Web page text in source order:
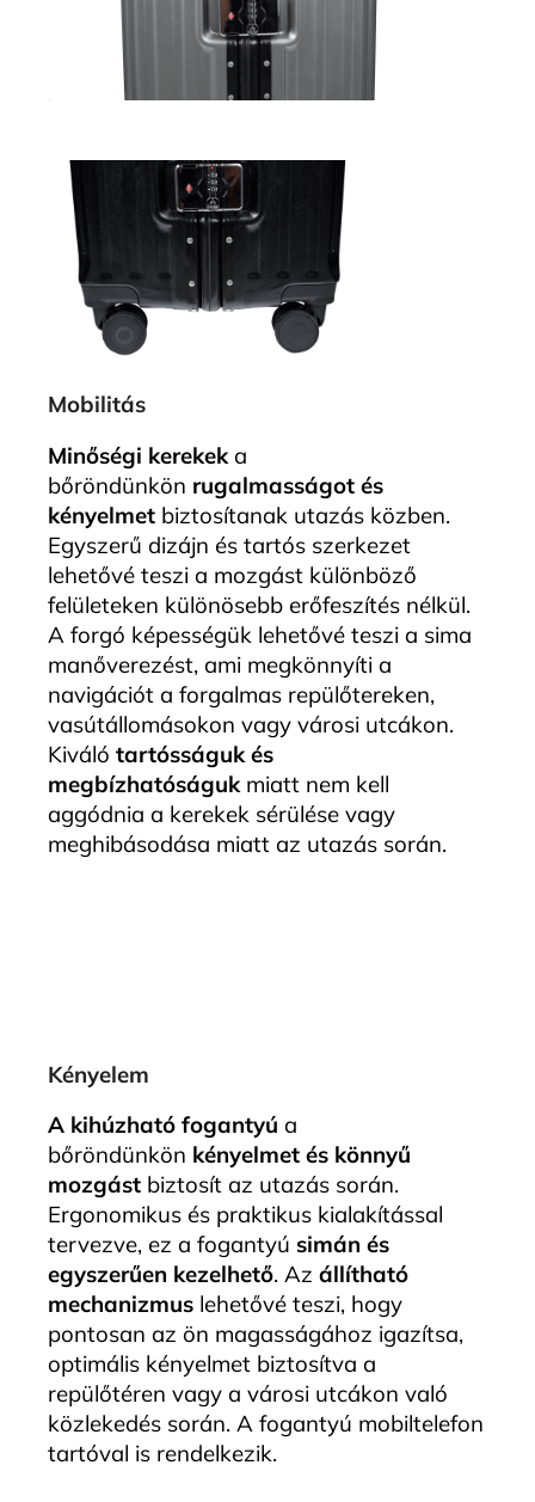
Mobilitás
Minőségi kerekek a
bőröndünkön rugalmasságot és
kényelmet biztosítanak utazás közben.
Egyszerű dizájn és tartós szerkezet
lehetővé teszi a mozgást különböző
felületeken különösebb erőfeszítés nélkül.
A forgó képességük lehetővé teszi a sima
manőverezést, ami megkönnyíti a
navigációt a forgalmas repülőtereken,
vasútállomásokon vagy városi utcákon.
Kiváló tartósságuk és
megbízhatóságuk miatt nem kell
aggódnia a kerekek sérülése vagy
meghibásodása miatt az utazás során.
Kényelem
A kihúzható fogantyú a
bőröndünkön kényelmet és könnyű
mozgást biztosít az utazás során.
Ergonomikus és praktikus kialakítással
tervezve, ez a fogantyú simán és
egyszerűen kezelhető. Az állítható
mechanizmus lehetővé teszi, hogy
pontosan az ön magasságához igazítsa,
optimális kényelmet biztosítva a
repülőtéren vagy a városi utcákon való
közlekedés során. A fogantyú mobiltelefon
tartóval is rendelkezik.